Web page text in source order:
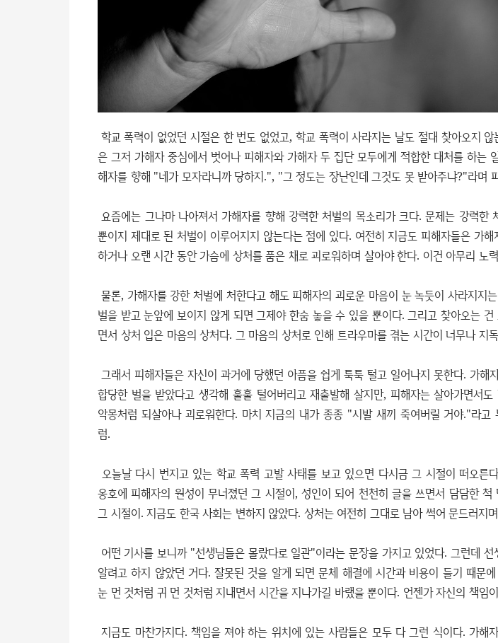
학교 폭력이 없었던 시절은 한 번도 없었고, 학교 폭력이 사라지는 날도 절대 찾아오지
은 그저 가해자 중심에서 벗어나 피해자와 가해자 두 집단 모두에게 적합한 대처를 하는
해자를 향해 "네가 모자라니까 당하지.", "그 정도는 장난인데 그것도 못 받아주냐?"라며
요즘에는 그나마 나아져서 가해자를 향해 강력한 처벌의 목소리가 크다. 문제는 강력한
뿐이지 제대로 된 처벌이 이루어지지 않는다는 점에 있다. 여전히 지금도 피해자들은 가
하거나 오랜 시간 동안 가슴에 상처를 품은 채로 괴로워하며 살아야 한다. 이건 아무리 노
물론, 가해자를 강한 처벌에 처한다고 해도 피해자의 괴로운 마음이 눈 녹듯이 사라지지
벌을 받고 눈앞에 보이지 않게 되면 그제야 한숨 놓을 수 있을 뿐이다. 그리고 찾아오는
면서 상처 입은 마음의 상처다. 그 마음의 상처로 인해 트라우마를 겪는 시간이 너무나 지
그래서 피해자들은 자신이 과거에 당했던 아픔을 쉽게 툭툭 털고 일어나지 못한다. 가해
합당한 벌을 받았다고 생각해 훌훌 털어버리고 재출발해 살지만, 피해자는 살아가면서
악몽처럼 되살아나 괴로워한다. 마치 지금의 내가 종종 "시발 새끼 죽여버릴 거야."라고
럼.
오늘날 다시 번지고 있는 학교 폭력 고발 사태를 보고 있으면 다시금 그 시절이 떠오른
옹호에 피해자의 원성이 무너졌던 그 시절이, 성인이 되어 천천히 글을 쓰면서 담담한 척
그 시절이. 지금도 한국 사회는 변하지 않았다. 상처는 여전히 그대로 남아 썩어 문드러지
어떤 기사를 보니까 "선생님들은 몰랐다로 일관"이라는 문장을 가지고 있었다. 그런데
알려고 하지 않았던 거다. 잘못된 것을 알게 되면 문체 해결에 시간과 비용이 들기 때문
눈 먼 것처럼 귀 먼 것처럼 지내면서 시간을 지나가길 바랬을 뿐이다. 언젠가 자신의 책임
지금도 마찬가지다. 책임을 져야 하는 위치에 있는 사람들은 모두 다 그런 식이다. 가해